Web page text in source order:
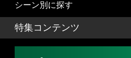
シーン別に探す
特集コンテンツ